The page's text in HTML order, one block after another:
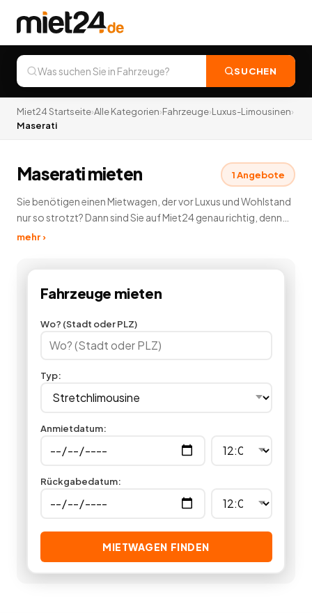
SUCHEN
Miet24 Startseite›Alle Kategorien›Fahrzeuge›Luxus-Limousinen›
Maserati
Maserati mieten 1Angebote
Sie benötigen einen Mietwagen, der vor Luxus und Wohlstand
nur so strotzt? Dann sind Sie auf Miet24 genau richtig, denn
hier können Sie in unserer Luxuslimousinen Vermietung
Automobilhersteller zur Verfügung. Genießen Sie
indem Sie hier eine Luxuslimousine mieten.
deutschlandweit.
mehr ›
Fahrzeuge mieten
Wo? (Stadt oder PLZ)
Typ:
Anmietdatum:
Rückgabedatum:
MIETWAGEN FINDEN